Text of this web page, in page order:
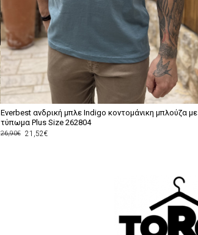
Everbest ανδρική μπλε Indigo κοντομάνικη μπλούζα με
τύπωμα Plus Size 262804
21,52€
26,90€